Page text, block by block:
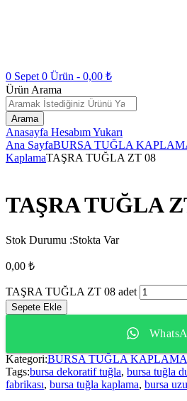
0 Sepet 0 Ürün - 0,00 ₺
Ürün Arama
Arama
Anasayfa HesabımYukarı
Ana SayfaBURSA TUĞLA
KaplamaTAŞRA TUĞLA ZT 08
TAŞRA TUĞLA
Stok Durumu :Stokta Var
0,00 ₺
TAŞRA TUĞLA ZT 08 adet
Sepete Ekle
Kategori:BURSA TUĞLA KAPLAMA
Tags:bursa dekoratif tuğla, bursa tuğla
fabrikası, bursa tuğla kaplama, bursa